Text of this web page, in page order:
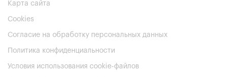
Карта сайта
Cookies
Согласие на обработку персональных данных
Политика конфиденциальности
Условия использования cookie-файлов